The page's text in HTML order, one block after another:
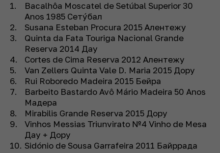
Bacalhôa Moscatel de Setúbal Superior 30
Anos 1985 Сетýбал
Susana Esteban Procura 2015 Алентежу
Quinta da Fata Touriga Nacional Grande
Reserva 2014 Дау
Cortes de Cima Reserva 2012 Алентежу
Van Zellers Quinta Vale D. Maria 2015 Дору
Rui Roboredo Madeira 2015 Бейра
Barbeito Bastardo Avô Mário Madeira 50 Anos
Мадера
Mirabilis Grande Reserva 2015 Дору
Vinhos Messias Triunvirato №4 Vinho de Mesa
Дау + Дору
Sidónio de Sousa Garrafeira 2011 Байррада